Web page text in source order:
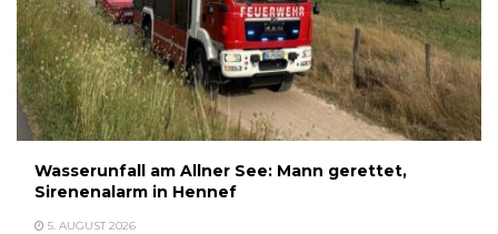
Wasserunfall am Allner See: Mann gerettet,
Sirenenalarm in Hennef
5. AUGUST 2026